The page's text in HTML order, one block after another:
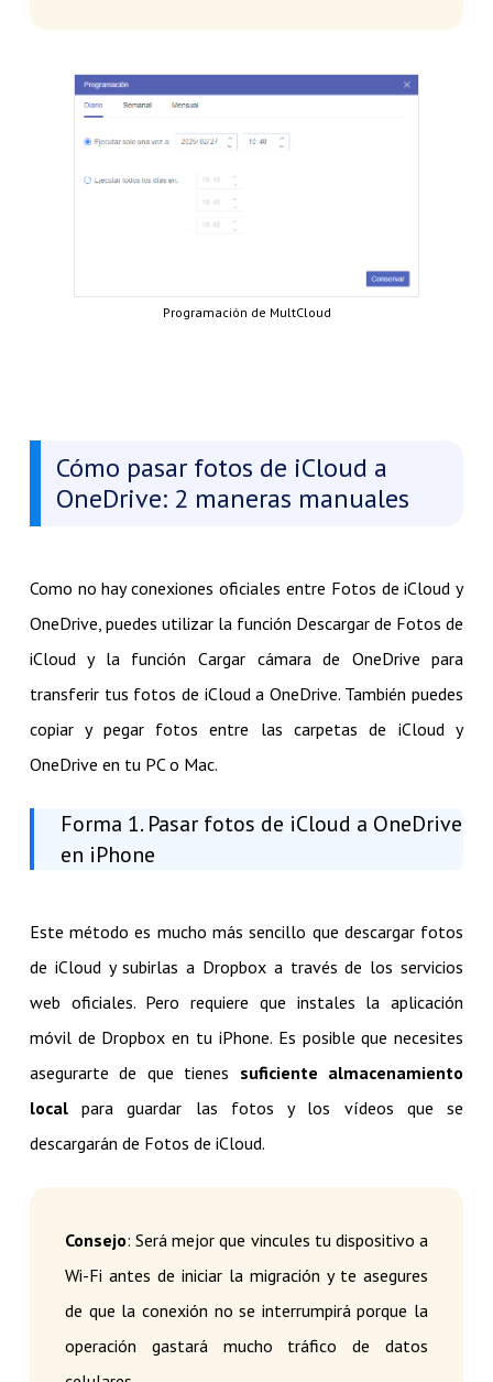
Programación de MultCloud
Cómo pasar fotos de iCloud a
OneDrive: 2 maneras manuales
Como no hay conexiones oficiales entre Fotos de iCloud y
OneDrive, puedes utilizar la función Descargar de Fotos de
iCloud y la función Cargar cámara de OneDrive para
transferir tus fotos de iCloud a OneDrive. También puedes
copiar y pegar fotos entre las carpetas de iCloud y
OneDrive en tu PC o Mac.
Forma 1. Pasar fotos de iCloud a OneDrive
en iPhone
Este método es mucho más sencillo que descargar fotos
de iCloud y subirlas a Dropbox a través de los servicios
web oficiales. Pero requiere que instales la aplicación
móvil de Dropbox en tu iPhone. Es posible que necesites
asegurarte de que tienes suficiente almacenamiento
localpara guardar las fotos y los vídeos que se
descargarán de Fotos de iCloud.
Consejo: Será mejor que vincules tu dispositivo a
Wi-Fi antes de iniciar la migración y te asegures
de que la conexión no se interrumpirá porque la
operación gastará mucho tráfico de datos